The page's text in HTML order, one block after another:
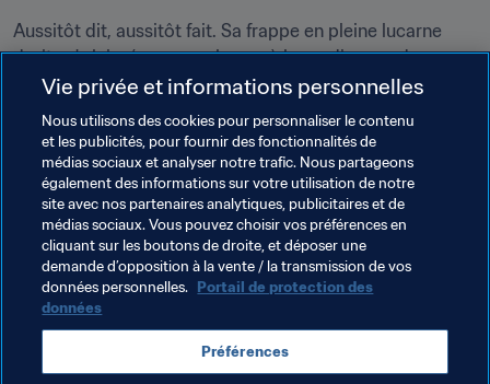
Aussitôt dit, aussitôt fait. Sa frappe en pleine lucarne
droite n'a laissé aucune chance à la gardienne adverse.
"Ces tournois sont très importants pour les jeunes
joueuses. Elles peuvent se faire une idée du très haut
niveau et accumuler de l'expérience", conclut Herdman.
On y découvre aussi que certaines joueuses savent se
sublimer dans les moments difficiles.
Thèmes en lien
Compétitions FIFA Concacaf Cameroon
Canada CAF
Vie privée et informations personnelles
Nous utilisons des cookies pour personnaliser le contenu
et les publicités, pour fournir des fonctionnalités de
médias sociaux et analyser notre trafic. Nous partageons
également des informations sur votre utilisation de notre
site avec nos partenaires analytiques, publicitaires et de
médias sociaux. Vous pouvez choisir vos préférences en
cliquant sur les boutons de droite, et déposer une
demande d’opposition à la vente / la transmission de vos
données personnelles. Portail de protection des
données
Préférences